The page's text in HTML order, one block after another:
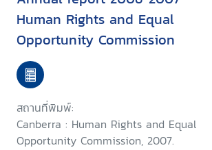
Human Rights and Equal
Opportunity Commission
สถานที่พิมพ์:
Canberra : Human Rights and Equal
Opportunity Commission, 2007.